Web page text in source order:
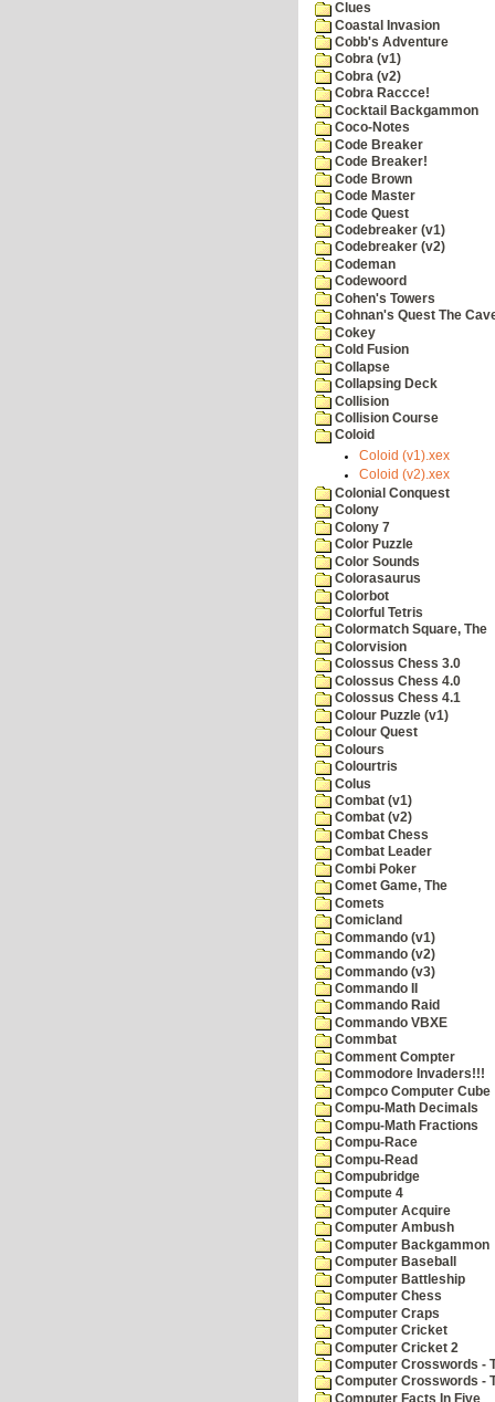
Clues
Coastal Invasion
Cobb's Adventure
Cobra (v1)
Cobra (v2)
Cobra Raccce!
Cocktail Backgammon
Coco-Notes
Code Breaker
Code Breaker!
Code Brown
Code Master
Code Quest
Codebreaker (v1)
Codebreaker (v2)
Codeman
Codewoord
Cohen's Towers
Cohnan's Quest The
Cokey
Cold Fusion
Collapse
Collapsing Deck
Collision
Collision Course
Coloid
Coloid (v1).xex
Coloid (v2).xex
Colonial Conquest
Colony
Colony 7
Color Puzzle
Color Sounds
Colorasaurus
Colorbot
Colorful Tetris
Colormatch Square, The
Colorvision
Colossus Chess 3.0
Colossus Chess 4.0
Colossus Chess 4.1
Colour Puzzle (v1)
Colour Quest
Colours
Colourtris
Colus
Combat (v1)
Combat (v2)
Combat Chess
Combat Leader
Combi Poker
Comet Game, The
Comets
Comicland
Commando (v1)
Commando (v2)
Commando (v3)
Commando II
Commando Raid
Commando VBXE
Commbat
Comment Compter
Commodore Invaders!!!
Compco Computer Cube
Compu-Math Decimals
Compu-Math Fractions
Compu-Race
Compu-Read
Compubridge
Compute 4
Computer Acquire
Computer Ambush
Computer Backgammon
Computer Baseball
Computer Battleship
Computer Chess
Computer Craps
Computer Cricket
Computer Cricket 2
Computer Crosswords -
Computer Crosswords -
Computer Facts In Five